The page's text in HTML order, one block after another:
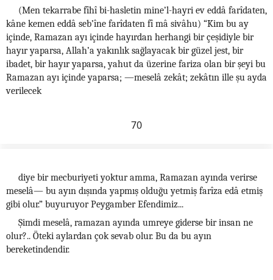
(Men tekarrabe fîhî bi-hasletin mine’l-hayri ev eddâ farîdaten,
kâne kemen eddâ seb’îne farîdaten fî mâ sivâhu) “Kim bu ay
içinde, Ramazan ayı içinde hayırdan herhangi bir çeşidiyle bir
hayır yaparsa, Allah’a yakınlık sağlayacak bir güzel jest, bir
ibadet, bir hayır yaparsa, yahut da üzerine fariza olan bir şeyi bu
Ramazan ayı içinde yaparsa; —meselâ zekât; zekâtın ille şu ayda
verilecek
70
diye bir mecburiyeti yoktur amma, Ramazan ayında verirse
meselâ— bu ayın dışında yapmış olduğu yetmiş farîza edâ etmiş
gibi olur.” buyuruyor Peygamber Efendimiz...
Şimdi meselâ, ramazan ayında umreye giderse bir insan ne
olur?.. Öteki aylardan çok sevab olur. Bu da bu ayın
bereketindendir.